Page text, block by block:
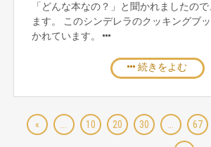
「どんな本なの？」と聞かれましたの
ます。 このシンデレラのクッキングブ
かれています。
続きをよむ
« 10 20 30 67